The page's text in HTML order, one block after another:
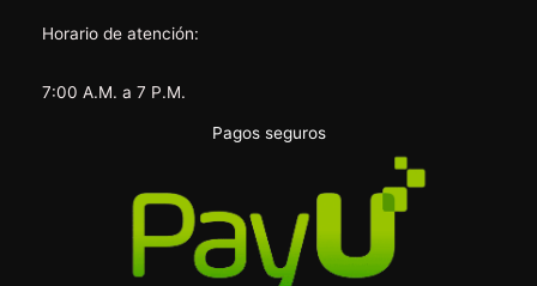
Horario de atención:
7:00 A.M. a 7 P.M.
Pagos seguros